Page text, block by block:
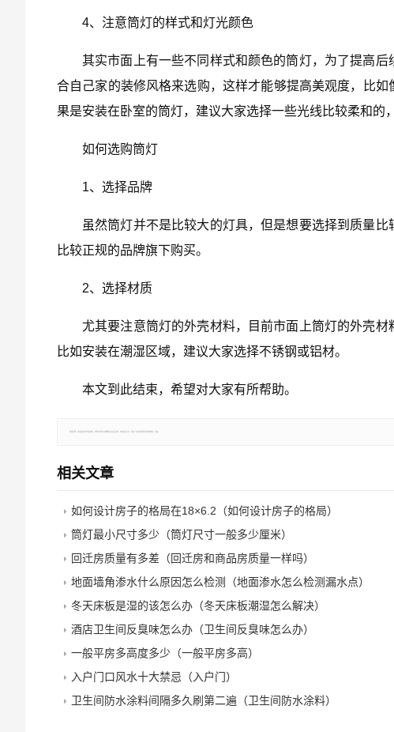
4、注意筒灯的样式和灯光颜色
其实市面上有一些不同样式和颜色的筒灯，为了提高
合自己家的装修风格来选购，这样才能够提高美观度，比
果是安装在卧室的筒灯，建议大家选择一些光线比较柔和的
如何选购筒灯
1、选择品牌
虽然筒灯并不是比较大的灯具，但是想要选择到质量
比较正规的品牌旗下购买。
2、选择材质
尤其要注意筒灯的外壳材料，目前市面上筒灯的外壳
比如安装在潮湿区域，建议大家选择不锈钢或铝材。
本文到此结束，希望对大家有所帮助。
相关文章
如何设计房子的格局在18×6.2（如何设计房子的格局）
筒灯最小尺寸多少（筒灯尺寸一般多少厘米）
回迁房质量有多差（回迁房和商品房质量一样吗）
地面墙角渗水什么原因怎么检测（地面渗水怎么检测漏水点）
冬天床板是湿的该怎么办（冬天床板潮湿怎么解决）
酒店卫生间反臭味怎么办（卫生间反臭味怎么办）
一般平房多高度多少（一般平房多高）
入户门口风水十大禁忌（入户门）
卫生间防水涂料间隔多久刷第二遍（卫生间防水涂料）